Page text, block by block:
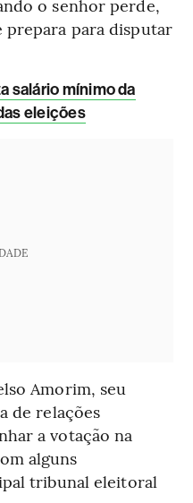
o senhor perde,
prepara para disputar
salário mínimo da
eleições
Amorim, seu
de relações
a votação na
alguns
tribunal eleitoral